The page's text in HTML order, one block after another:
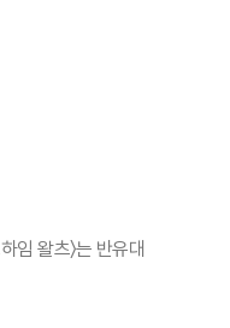
왈츠〉는 반유대